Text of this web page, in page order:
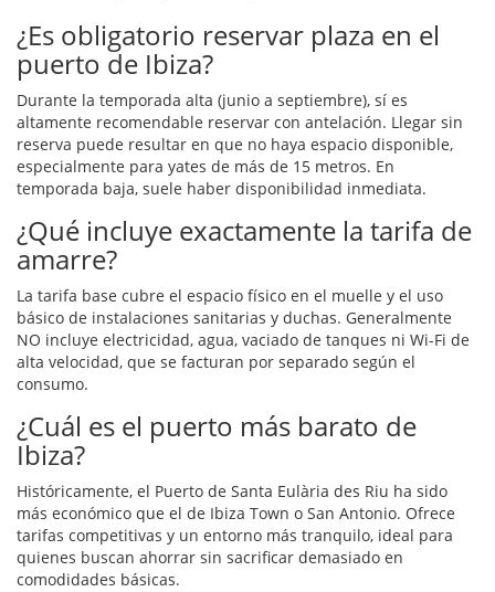
¿Es obligatorio reservar plaza en el
puerto de Ibiza?
Durante la temporada alta (junio a septiembre), sí es
altamente recomendable reservar con antelación. Llegar sin
reserva puede resultar en que no haya espacio disponible,
especialmente para yates de más de 15 metros. En
temporada baja, suele haber disponibilidad inmediata.
¿Qué incluye exactamente la tarifa de
amarre?
La tarifa base cubre el espacio físico en el muelle y el uso
básico de instalaciones sanitarias y duchas. Generalmente
NO incluye electricidad, agua, vaciado de tanques ni Wi-Fi de
alta velocidad, que se facturan por separado según el
consumo.
¿Cuál es el puerto más barato de
Ibiza?
Históricamente, el Puerto de Santa Eulària des Riu ha sido
más económico que el de Ibiza Town o San Antonio. Ofrece
tarifas competitivas y un entorno más tranquilo, ideal para
quienes buscan ahorrar sin sacrificar demasiado en
comodidades básicas.